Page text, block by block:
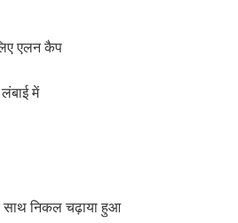
एलन कैप
में
साथ निकल चढ़ाया हुआ